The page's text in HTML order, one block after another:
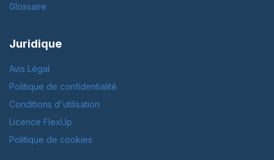
Glossaire
Juridique
Avis Légal
Politique de confidentialité
Conditions d'utilisation
Licence FlexUp
Politique de cookies